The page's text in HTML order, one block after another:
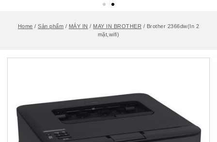
Home / Sản phẩm / MÁY IN / MAY IN BROTHER / Brother 2366dw(In 2
mặt,wifi)